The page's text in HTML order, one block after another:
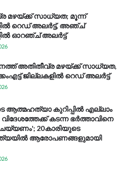
മഴയ്ക്ക് സാധ്യത; മൂന്ന്
റെഡ് അലർട്ട്, അഞ്ച്
ഓറഞ്ച് അലർട്ട്
അ​തി​തീ​വ്ര മ​ഴ​യ്ക്ക് സാ​ധ്യ​ത,
ജി​ല്ല​ക​ളി​ൽ റെ​ഡ് അ​ലർ​ട്ട്
ആത്മഹത്യാ കുറിപ്പിൽ എല്ലാം
കടന്ന ഭർത്താവിനെ
20കാരിയുടെ
ആരോപണങ്ങളുമായി